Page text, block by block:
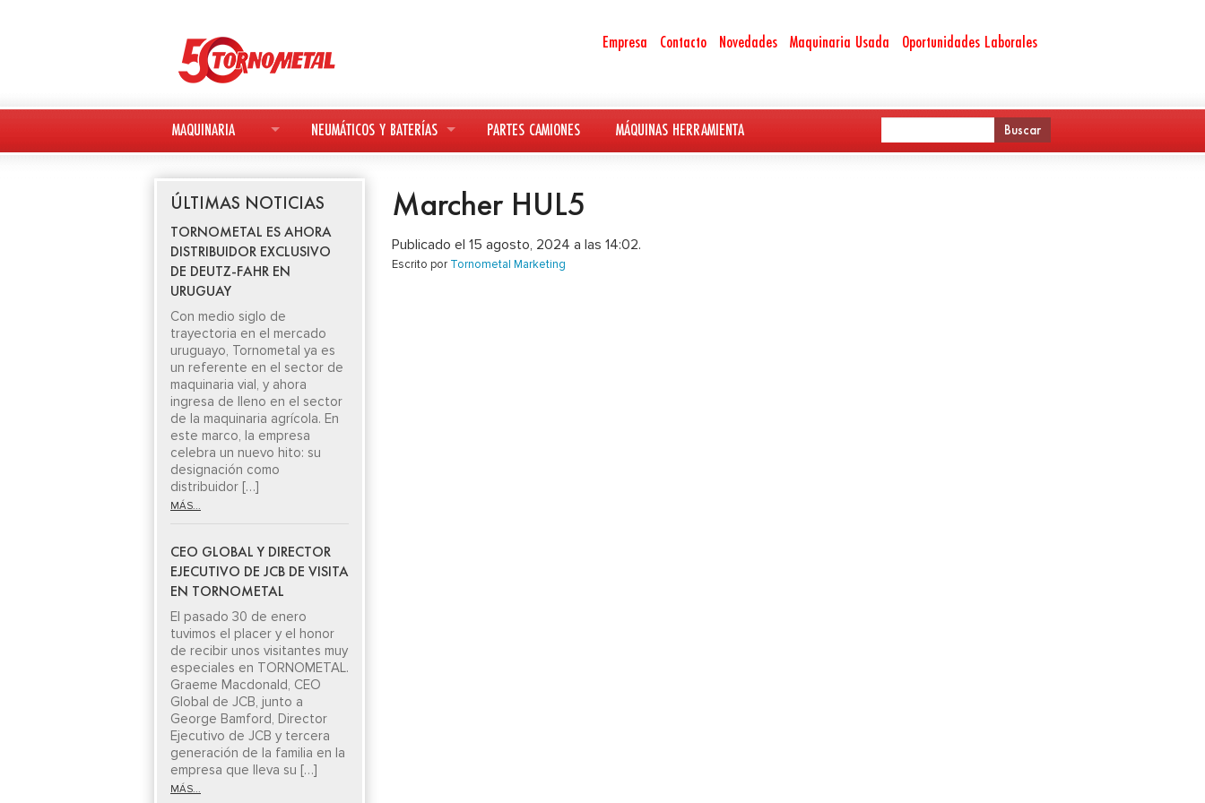
Empresa Contacto Novedades Maquinaria Usada Oportunidades Laborales
MAQUINARIA
MAQUINARIA NUEVA
MAQUINARIA USADA
DEUTZ-FAHR
AVANT
KESLA
NEUMÁTICOS Y BATERÍAS
NEUMÁTICOS
BATERÍAS
PARTES CAMIONES MÁQUINAS HERRAMIENTA
Marcher HUL5
Publicado el 15 agosto, 2024 a las 14:02.
Escrito por Tornometal Marketing
ÚLTIMAS NOTICIAS
TORNOMETAL ES AHORA
DISTRIBUIDOR EXCLUSIVO
DE DEUTZ-FAHR EN
URUGUAY
Con medio siglo de
trayectoria en el mercado
uruguayo, Tornometal ya es
un referente en el sector de
maquinaria vial, y ahora
ingresa de lleno en el sector
de la maquinaria agrícola. En
este marco, la empresa
celebra un nuevo hito: su
designación como
distribuidor […]
MÁS...
CEO GLOBAL Y DIRECTOR
EJECUTIVO DE JCB DE VISITA
EN TORNOMETAL
El pasado 30 de enero
tuvimos el placer y el honor
de recibir unos visitantes muy
especiales en TORNOMETAL.
Graeme Macdonald, CEO
Global de JCB, junto a
George Bamford, Director
Ejecutivo de JCB y tercera
generación de la familia en la
empresa que lleva su […]
MÁS...